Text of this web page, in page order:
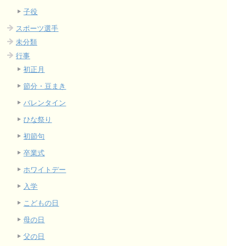
子役
スポーツ選手
未分類
行事
初正月
節分・豆まき
バレンタイン
ひな祭り
初節句
卒業式
ホワイトデー
入学
こどもの日
母の日
父の日